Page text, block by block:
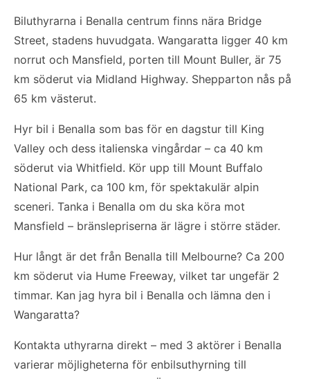
Biluthyrarna i Benalla centrum finns nära Bridge
Street, stadens huvudgata. Wangaratta ligger 40 km
norrut och Mansfield, porten till Mount Buller, är 75
km söderut via Midland Highway. Shepparton nås på
65 km västerut.
Hyr bil i Benalla som bas för en dagstur till King
Valley och dess italienska vingårdar – ca 40 km
söderut via Whitfield. Kör upp till Mount Buffalo
National Park, ca 100 km, för spektakulär alpin
sceneri. Tanka i Benalla om du ska köra mot
Mansfield – bränslepriserna är lägre i större städer.
Hur långt är det från Benalla till Melbourne? Ca 200
km söderut via Hume Freeway, vilket tar ungefär 2
timmar. Kan jag hyra bil i Benalla och lämna den i
Wangaratta?
Kontakta uthyrarna direkt – med 3 aktörer i Benalla
varierar möjligheterna för enbilsuthyrning till